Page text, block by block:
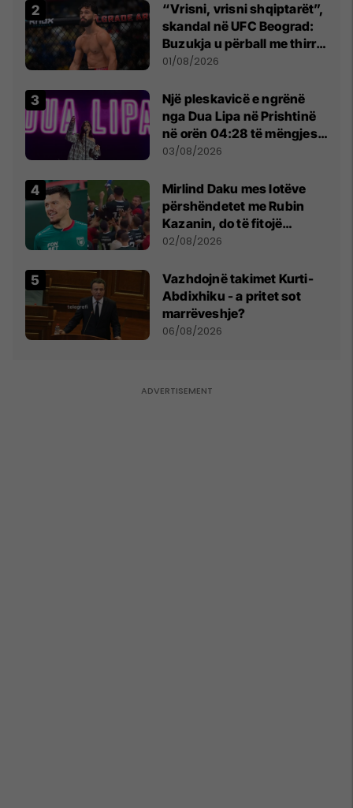
“Vrisni, vrisni shqiptarët”,
skandal në UFC Beograd:
Buzukja u përball me thirrje
anti-shqiptare nga
01/08/2026
Një pleskavicë e ngrënë
nga Dua Lipa në Prishtinë
në orën 04:28 të mëngjesit
- dhe bota digjitale serbe
03/08/2026
Mirlind Daku mes lotëve
përshëndetet me Rubin
Kazanin, do të fitojë
miliona te Spartak Moska
02/08/2026
Vazhdojnë takimet Kurti-
Abdixhiku - a pritet sot
marrëveshje?
06/08/2026